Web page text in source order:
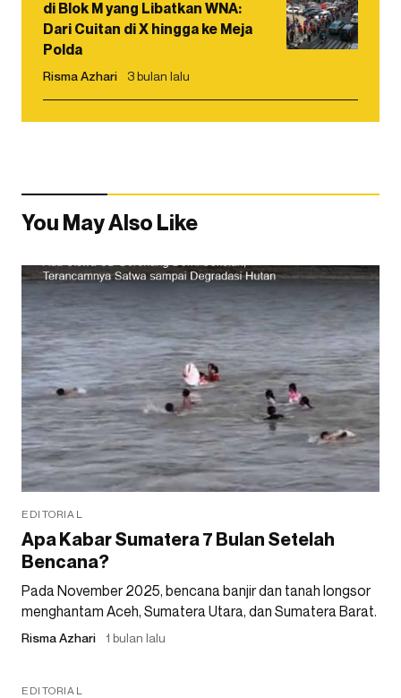
di Blok M yang Libatkan WNA:
Dari Cuitan di X hingga ke Meja
Polda
Risma Azhari 3 bulan lalu
You May Also Like
EDITORIAL
Apa Kabar Sumatera 7 Bulan Setelah
Bencana?
Pada November 2025, bencana banjir dan tanah longsor
menghantam Aceh, Sumatera Utara, dan Sumatera Barat.
Risma Azhari 1 bulan lalu
EDITORIAL